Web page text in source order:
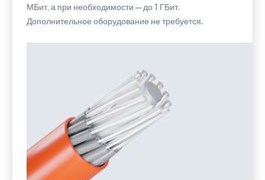
МБит, а при необходимости — до 1 ГБит.
Дополнительное оборудование не требуется.